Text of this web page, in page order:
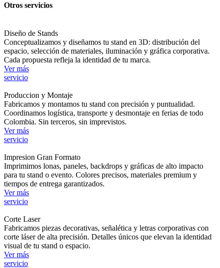
Otros servicios
Diseño de Stands
Conceptualizamos y diseñamos tu stand en 3D: distribución del
espacio, selección de materiales, iluminación y gráfica corporativa.
Cada propuesta refleja la identidad de tu marca.
Ver más
servicio
Produccion y Montaje
Fabricamos y montamos tu stand con precisión y puntualidad.
Coordinamos logística, transporte y desmontaje en ferias de todo
Colombia. Sin terceros, sin imprevistos.
Ver más
servicio
Impresion Gran Formato
Imprimimos lonas, paneles, backdrops y gráficas de alto impacto
para tu stand o evento. Colores precisos, materiales premium y
tiempos de entrega garantizados.
Ver más
servicio
Corte Laser
Fabricamos piezas decorativas, señalética y letras corporativas con
corte láser de alta precisión. Detalles únicos que elevan la identidad
visual de tu stand o espacio.
Ver más
servicio